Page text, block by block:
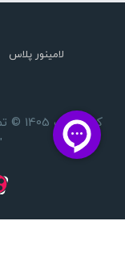
لامینور پلاس
کپی